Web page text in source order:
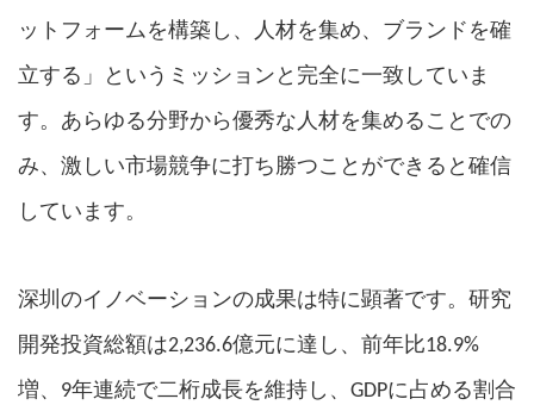
ットフォームを構築し、人材を集め、ブランドを確
立する 」
というミッションと完全に一致していま
す。あらゆる分野から優秀な人材を集めることでの
み、激しい市場競争に打ち勝つことができると確信
しています。
深圳のイノベーションの成果は特に顕著です。研究
開発投資総額は2,236.6億元に達し、前年比18.9%
増、9年連続で二桁成長を維持し、GDPに占める割合